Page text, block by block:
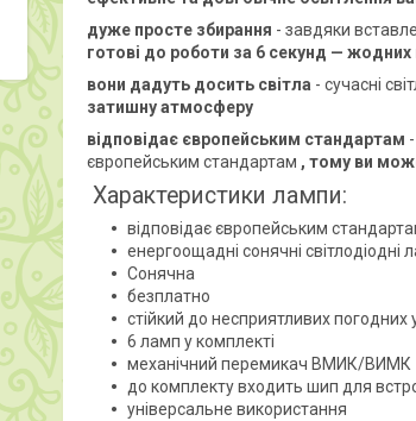
дуже просте збирання - завдяки
готові до роботи за 6 секунд — жодних
вони дадуть досить світла - сучасні
затишну атмосферу
відповідає європейським стандартам
європейським стандартам , тому ви
Характеристики лампи:
відповідає європейським
енергоощадні сонячні світлодіодні
Сонячна
безплатно
стійкий до несприятливих погодних
6 ламп у комплекті
механічний перемикач ВМИК/ВИМК
до комплекту входить шип для
універсальне використання